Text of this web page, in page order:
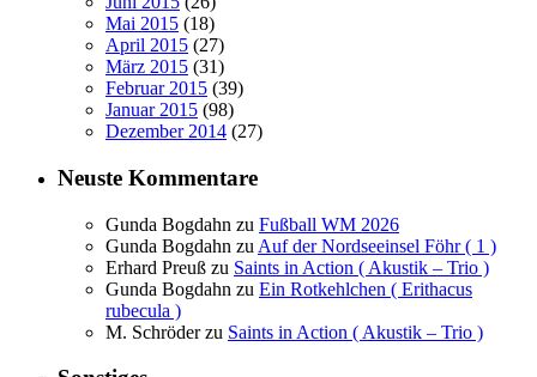
Mai 2015 (18)
April 2015 (27)
März 2015 (31)
Februar 2015 (39)
Januar 2015 (98)
Dezember 2014 (27)
Neuste Kommentare
Gunda Bogdahn zu Fußball WM 2026
Gunda Bogdahn zu Auf der Nordseeinsel Föhr ( 1 )
Erhard Preuß zu Saints in Action ( Akustik – Trio )
Gunda Bogdahn zu Ein Rotkehlchen ( Erithacus
rubecula )
M. Schröderzu Saints in Action ( Akustik – Trio )